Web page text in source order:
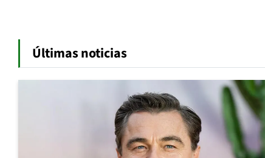
Últimas noticias